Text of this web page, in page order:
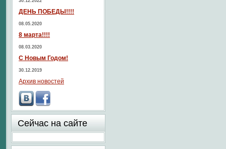
ДЕНЬ ПОБЕДЫ!!!!
08.05.2020
8 марта!!!!
08.03.2020
С Новым Годом!
30.12.2019
Архив новостей
Сейчас на сайте